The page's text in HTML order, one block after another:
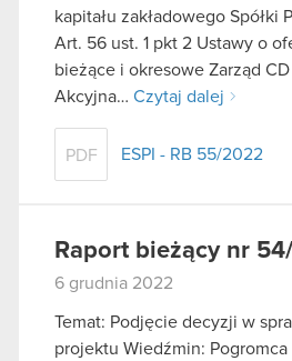
kapitału zakładowego Spółki
Art. 56 ust. 1 pkt 2 Ustawy o
bieżące i okresowe Zarząd CD
Akcyjna… Czytaj dalej
PDF ESPI - RB 55/2022
Raport bieżący nr
6 grudnia 2022
Temat: Podjęcie decyzji w
projektu Wiedźmin: Pogromca